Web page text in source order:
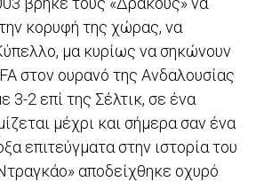
κορυφή της χώρας, να
μα κυρίως να σηκώνουν
στον ουρανό της Ανδαλουσίας
3-2 επί της Σέλτικ, σε ένα
μέχρι και σήμερα σαν ένα
επιτεύγματα στην ιστορία του
αποδείχθηκε οχυρό